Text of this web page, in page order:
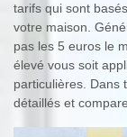
tarifs qui sont
votre maison.
pas les 5 euros le
élevé vous soit
particulières. Dans
détaillés et